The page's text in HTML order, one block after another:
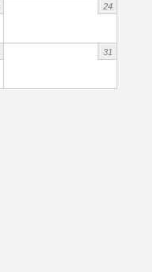
24
31